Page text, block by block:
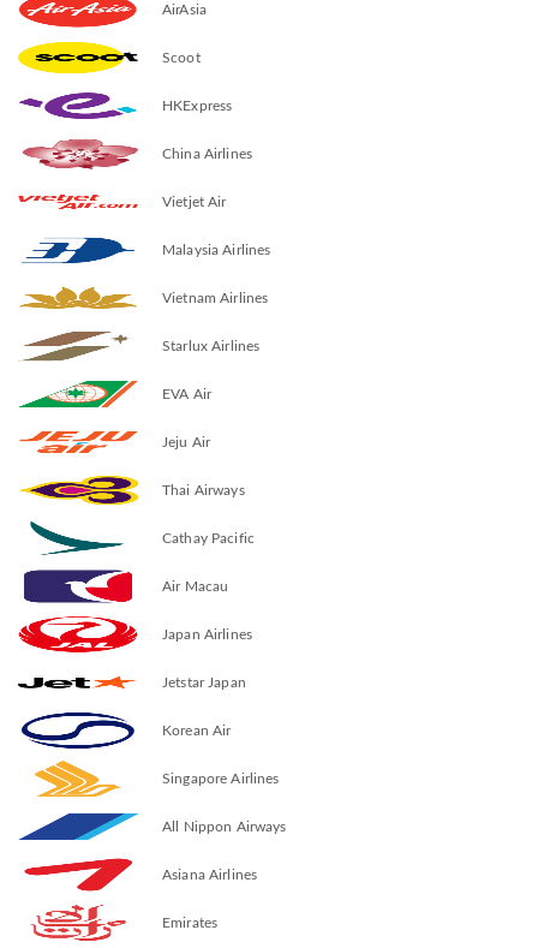
AirAsia
Scoot
HKExpress
China Airlines
Vietjet Air
Malaysia Airlines
Vietnam Airlines
Starlux Airlines
EVA Air
Jeju Air
Thai Airways
Cathay Pacific
Air Macau
Japan Airlines
Jetstar Japan
Korean Air
Singapore Airlines
All Nippon Airways
Asiana Airlines
Emirates